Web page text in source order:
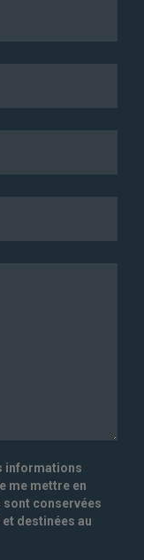
informations
me mettre en
conservées
destinées au